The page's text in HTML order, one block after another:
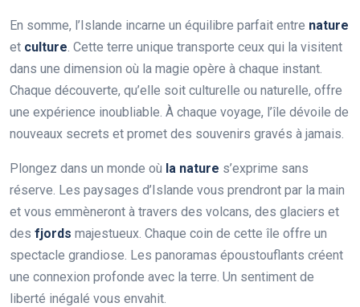
En somme, l’Islande incarne un équilibre parfait entre nature
et culture. Cette terre unique transporte ceux qui la visitent
dans une dimension où la magie opère à chaque instant.
Chaque découverte, qu’elle soit culturelle ou naturelle, offre
une expérience inoubliable. À chaque voyage, l’île dévoile de
nouveaux secrets et promet des souvenirs gravés à jamais.
Plongez dans un monde où la nature s’exprime sans
réserve. Les paysages d’Islande vous prendront par la main
et vous emmèneront à travers des volcans, des glaciers et
des fjords majestueux. Chaque coin de cette île offre un
spectacle grandiose. Les panoramas époustouflants créent
une connexion profonde avec la terre. Un sentiment de
liberté inégalé vous envahit.